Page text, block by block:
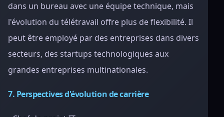
dans un bureau avec une équipe technique, mais
l'évolution du télétravail offre plus de flexibilité. Il
peut être employé par des entreprises dans divers
secteurs, des startups technologiques aux
grandes entreprises multinationales.
7. Perspectives d'évolution de carrière